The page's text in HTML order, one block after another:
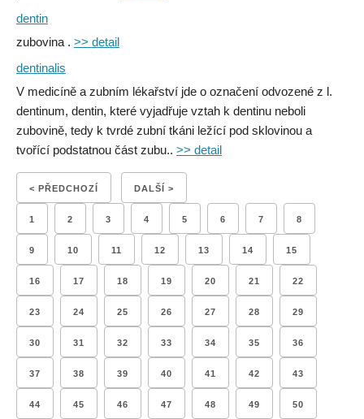
dentin
zubovina . >> detail
dentinalis
V medicíně a zubním lékařství jde o označení odvozené z l.
dentinum, dentin, které vyjadřuje vztah k dentinu neboli
zubovině, tedy k tvrdé zubní tkáni ležící pod sklovinou a
tvořící podstatnou část zubu.. >> detail
< PŘEDCHOZÍ DALŠÍ >
1 2 3 4 5 6 7 8
9 10 11 12 13 14 15
16 17 18 19 20 21 22
23 24 25 26 27 28 29
30 31 32 33 34 35 36
37 38 39 40 41 42 43
44 45 46 47 48 49 50